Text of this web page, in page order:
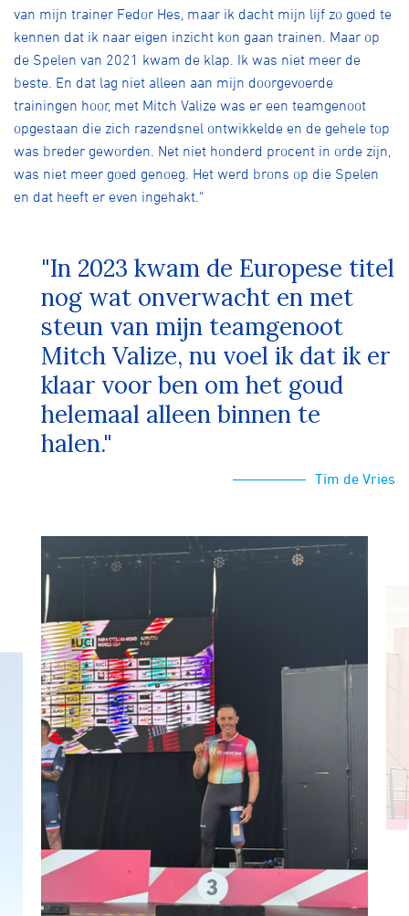
van mijn trainer Fedor Hes, maar ik dacht mijn lijf zo goed te
kennen dat ik naar eigen inzicht kon gaan trainen. Maar op
de Spelen van 2021 kwam de klap. Ik was niet meer de
beste. En dat lag niet alleen aan mijn doorgevoerde
trainingen hoor, met Mitch Valize was er een teamgenoot
opgestaan die zich razendsnel ontwikkelde en de gehele top
was breder geworden. Net niet honderd procent in orde zijn,
was niet meer goed genoeg. Het werd brons op die Spelen
en dat heeft er even ingehakt."
"In 2023 kwam de Europese titel
nog wat onverwacht en met
steun van mijn teamgenoot
Mitch Valize, nu voel ik dat ik er
klaar voor ben om het goud
helemaal alleen binnen te
halen."
Tim de Vries